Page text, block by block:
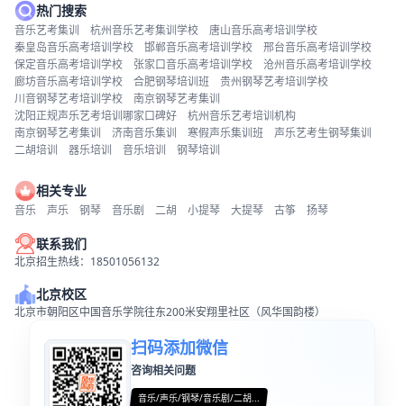
热门搜索
音乐艺考集训 杭州音乐艺考集训学校
唐山音乐高考培训学校
秦皇岛音乐高考培训学校
邯郸音乐高考培训学校
邢台音乐高考培训学校
保定音乐高考培训学校
张家口音乐高考培训学校
沧州音乐高考培训学校
廊坊音乐高考培训学校
合肥钢琴培训班
贵州钢琴艺考培训学校
川音钢琴艺考培训学校
南京钢琴艺考集训
沈阳正规声乐艺考培训哪家口碑好
杭州音乐艺考培训机构
南京钢琴艺考集训
济南音乐集训 寒假声乐集训班
声乐艺考生钢琴集训
二胡培训
器乐培训 音乐培训 钢琴培训
相关专业
音乐 声乐 钢琴 音乐剧 二胡 小提琴 大提琴 古筝 扬琴
联系我们
北京招生热线：18501056132
北京校区
北京市朝阳区中国音乐学院往东200米安翔里社区（风华国韵楼）
扫码添加微信
咨询相关问题
音乐/声乐/钢琴/音乐剧/二胡...